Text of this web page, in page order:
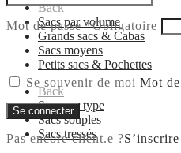
Back
Sacs par volume
Grands sacs & Cabas
Sacs moyens
Petits sacs & Pochettes
Back
Sacs par type
Sacs souples
Sacs tressés
Mot de passe*Obligatoire
Se souvenir de moi Mot de
Se connecter
Pas encore client.e ?S’inscrire